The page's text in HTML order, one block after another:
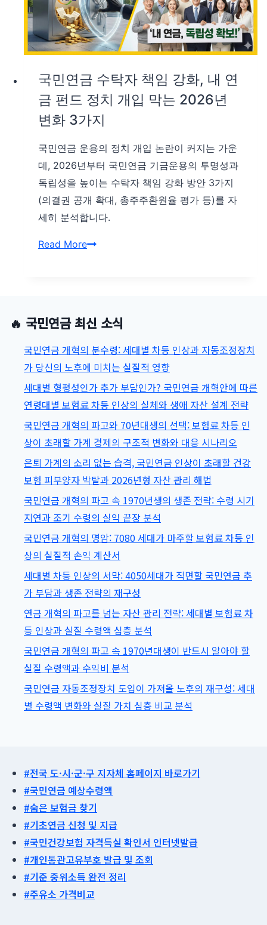
국민연금 수탁자 책임 강화, 내 연
금 펀드 정치 개입 막는 2026년
변화 3가지
국민연금 운용의 정치 개입 논란이 커지는 가운
데, 2026년부터 국민연금 기금운용의 투명성과
독립성을 높이는 수탁자 책임 강화 방안 3가지
(의결권 공개 확대, 총주주환원율 평가 등)를 자
세히 분석합니다.
Read More국
탁
자
책
임
강
내
연
금
펀
드
정
치
개
입
막
는
2026
변
화
3
가
🔥 국민연금 최신 소식
국민연금 개혁의 분수령: 세대별 차등 인상과 자동조정장치
가 당신의 노후에 미치는 실질적 영향
세대별 형평성인가 추가 부담인가? 국민연금 개혁안에 따른
연령대별 보험료 차등 인상의 실체와 생애 자산 설계 전략
국민연금 개혁의 파고와 70년대생의 선택: 보험료 차등 인
상이 초래할 가계 경제의 구조적 변화와 대응 시나리오
은퇴 가계의 소리 없는 습격, 국민연금 인상이 초래할 건강
보험 피부양자 박탈과 2026년형 자산 관리 해법
국민연금 개혁의 파고 속 1970년생의 생존 전략: 수령 시기
지연과 조기 수령의 실익 끝장 분석
국민연금 개혁의 명암: 7080 세대가 마주할 보험료 차등 인
상의 실질적 손익 계산서
세대별 차등 인상의 서막: 4050세대가 직면할 국민연금 추
가 부담과 생존 전략의 재구성
연금 개혁의 파고를 넘는 자산 관리 전략: 세대별 보험료 차
등 인상과 실질 수령액 심층 분석
국민연금 개혁의 파고 속 1970년대생이 반드시 알아야 할
실질 수령액과 수익비 분석
국민연금 자동조정장치 도입이 가져올 노후의 재구성: 세대
별 수령액 변화와 실질 가치 심층 비교 분석
#전국 도·시·군·구 지자체 홈페이지 바로가기
#국민연금 예상수령액
#숨은 보험금 찾기
#기초연금 신청 및 지급
#국민건강보험 자격득실 확인서 인터넷발급
#개인통관고유부호 발급 및 조회
#기준 중위소득 완전 정리
#주유소 가격비교